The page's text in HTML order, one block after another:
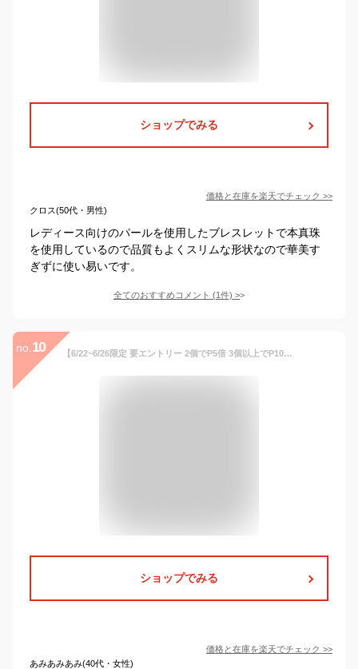
ショップでみる
価格と在庫を楽天でチェック >>
クロス(50代・男性)
レディース向けのパールを使用したブレスレットで本真珠
を使用しているので品質もよくスリムな形状なので華美す
ぎずに使い易いです。
全てのおすすめコメント (1件) >
no. 10 【6/22~6/26限定 要エントリー 2個でP5倍 3個以上でP10倍】パール ブレスレット 一粒 レディース ピンクホワイト 【7.0-8.0mm】 真鍮 アコヤ あこや 真珠 おしゃれ シンプル プレゼント カジュアル Seashore シーショア【送料無料】
ショップでみる
価格と在庫を楽天でチェック >>
あみあみあみ(40代・女性)